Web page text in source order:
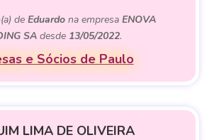
de Eduardona empresa ENOVA
SA desde 13/05/2022.
e Sócios de Paulo
LIMA DE OLIVEIRA